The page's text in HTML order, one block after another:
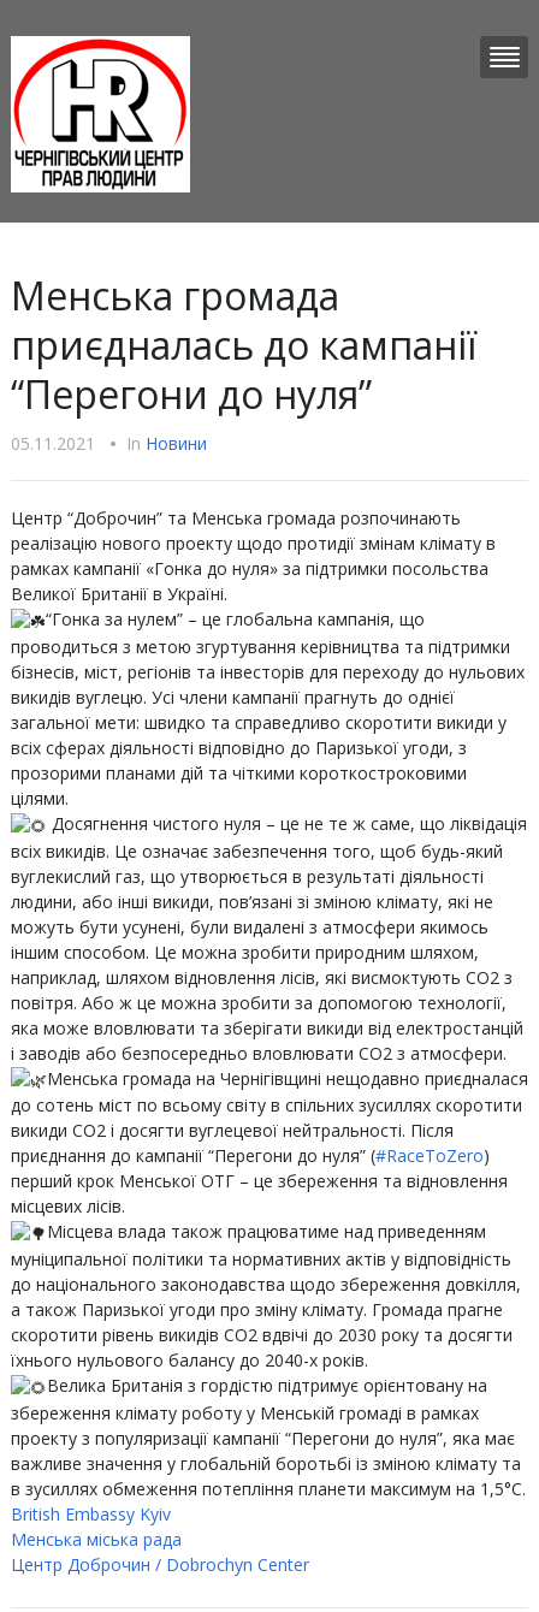
Менська громада
приєдналась до кампанії
“Перегони до нуля”
05.11.2021 • In Новини
Центр “Доброчин” та Менська громада розпочинають
реалізацію нового проекту щодо протидії змінам клімату в
рамках кампанії «Гонка до нуля» за підтримки посольства
Великої Британії в Україні.
“Гонка за нулем” – це глобальна кампанія, що
проводиться з метою згуртування керівництва та підтримки
бізнесів, міст, регіонів та інвесторів для переходу до нульових
викидів вуглецю. Усі члени кампанії прагнуть до однієї
загальної мети: швидко та справедливо скоротити викиди у
всіх сферах діяльності відповідно до Паризької угоди, з
прозорими планами дій та чіткими короткостроковими
цілями.
Досягнення чистого нуля – це не те ж саме, що ліквідація
всіх викидів. Це означає забезпечення того, щоб будь-який
вуглекислий газ, що утворюється в результаті діяльності
людини, або інші викиди, пов’язані зі зміною клімату, які не
можуть бути усунені, були видалені з атмосфери якимось
іншим способом. Це можна зробити природним шляхом,
наприклад, шляхом відновлення лісів, які висмоктують CO2 з
повітря. Або ж це можна зробити за допомогою технології,
яка може вловлювати та зберігати викиди від електростанцій
і заводів або безпосередньо вловлювати CO2 з атмосфери.
Менська громада на Чернігівщині нещодавно приєдналася
до сотень міст по всьому світу в спільних зусиллях скоротити
викиди CO2 і досягти вуглецевої нейтральності. Після
приєднання до кампанії “Перегони до нуля” (#RaceToZero)
перший крок Менської ОТГ – це збереження та відновлення
місцевих лісів.
Місцева влада також працюватиме над приведенням
муніципальної політики та нормативних актів у відповідність
до національного законодавства щодо збереження довкілля,
а також Паризької угоди про зміну клімату. Громада прагне
скоротити рівень викидів СО2 вдвічі до 2030 року та досягти
їхнього нульового балансу до 2040-х років.
Велика Британія з гордістю підтримує орієнтовану на
збереження клімату роботу у Менській громаді в рамках
проекту з популяризації кампанії “Перегони до нуля”, яка має
важливе значення у глобальній боротьбі із зміною клімату та
в зусиллях обмеження потепління планети максимум на 1,5°C.
British Embassy Kyiv
Менська міська рада
Центр Доброчин / Dobrochyn Center